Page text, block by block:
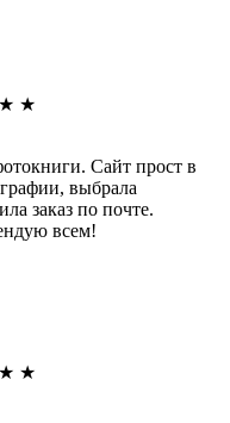
★ ★
Сайт прост в
выбрала
заказ по почте.
всем!
★ ★